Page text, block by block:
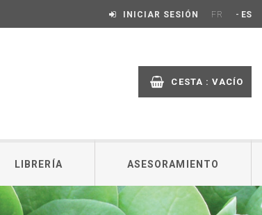
INICIAR SESIÓN FR - ES
CESTA : VACÍO
LIBRERÍA ASESORAMIENTO